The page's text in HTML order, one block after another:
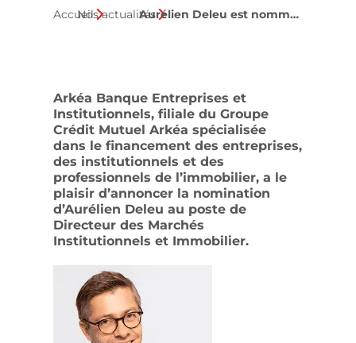
AccueilNos actualités Aurélien Deleu est nommé Directeur des marchés institutionnels et immobilier
Arkéa Banque Entreprises et
Institutionnels, filiale du Groupe
Crédit Mutuel Arkéa spécialisée
dans le financement des entreprises,
des institutionnels et des
professionnels de l’immobilier, a le
plaisir d’annoncer la nomination
d’Aurélien Deleu au poste de
Directeur des Marchés
Institutionnels et Immobilier.